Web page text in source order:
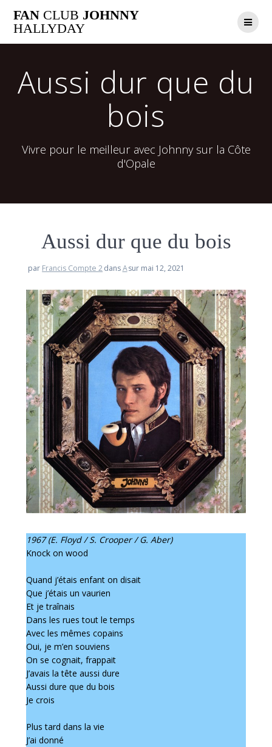
au
FAN CLUB JOHNNY
HALLYDAY
Aussi dur que du
bois
Vivre pour le meilleur avec Johnny sur la Côte
d'Opale
Aussi dur que du bois
par Francis Compte 2dansAsur mai 12, 2021
1967 (E. Floyd / S. Crooper / G. Aber)
Knock on wood
Quand j’étais enfant on disait
Que j’étais un vaurien
Et je traînais
Dans les rues tout le temps
Avec les mêmes copains
Oui, je m’en souviens
On se cognait, frappait
J’avais la tête aussi dure
Aussi dure que du bois
Je crois
Plus tard dans la vie
J’ai donné